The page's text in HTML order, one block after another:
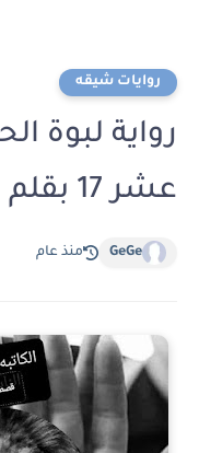
روايات شيقه
رواية لبوة
عشر 17 بقلم ساره العبيدي
GeGe منذ عام